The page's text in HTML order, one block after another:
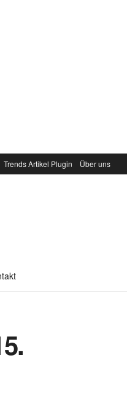
Trends Artikel Plugin Über uns